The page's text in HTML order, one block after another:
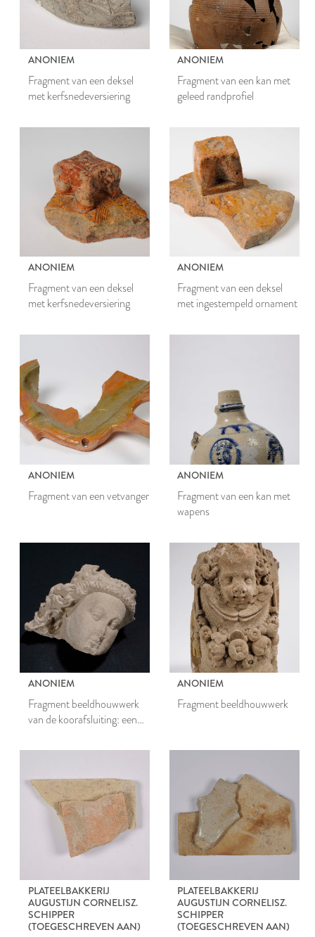
ANONIEM
Fragment van een deksel
met kerfsnedeversiering
ANONIEM
Fragment van een kan met
geleed randprofiel
ANONIEM
Fragment van een deksel
met kerfsnedeversiering
ANONIEM
Fragment van een deksel
met ingestempeld ornament
ANONIEM
Fragment van een vetvanger
ANONIEM
Fragment van een kan met
wapens
ANONIEM
Fragment beeldhouwwerk
van de koorafsluiting: een
ANONIEM
Fragment beeldhouwwerk
PLATEELBAKKERIJ
AUGUSTIJN CORNELISZ.
SCHIPPER
(TOEGESCHREVEN AAN)
PLATEELBAKKERIJ
AUGUSTIJN CORNELISZ.
SCHIPPER
(TOEGESCHREVEN AAN)